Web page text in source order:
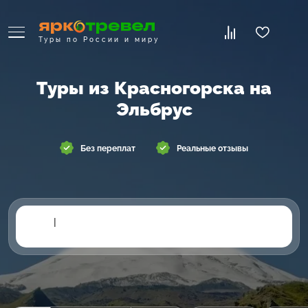
Туры по России и миру
Туры из Красногорска на
Эльбрус
Без переплат Реальные отзывы
|